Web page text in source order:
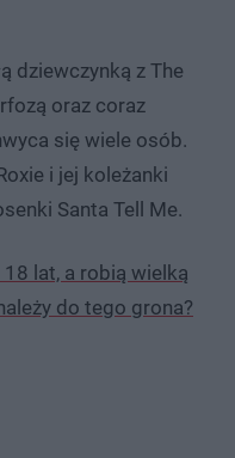
dziewczynką z The
oraz coraz
się wiele osób.
i jej koleżanki
Santa Tell Me.
lat, a robią wielką
do tego grona?